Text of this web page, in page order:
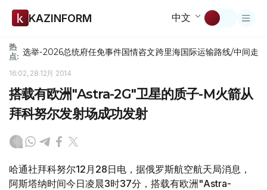
KAZINFORM 中文
热
点: 选举-2026总统府任免事件国情咨文跨里海国际运输路线/中间走廊
16:02, 28 12月 2014
搭载有欧洲"Astra-2G"卫星的质子-M火箭从
拜科努尔发射场成功发射
哈通社拜科努尔12月28日电，据俄罗斯航空航天局消息，
阿斯塔纳时间今日凌晨3时37分，搭载有欧洲"Astra-